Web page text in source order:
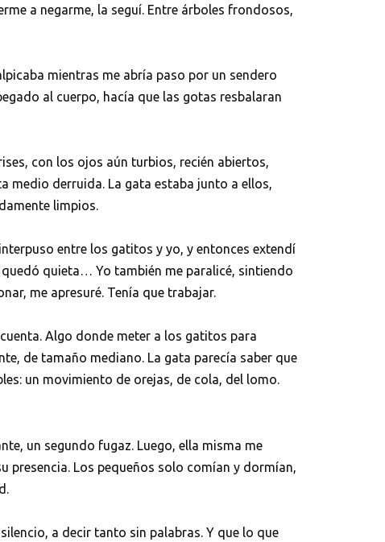
a negarme, la seguí. Entre árboles frondosos,
mientras me abría paso por un sendero
al cuerpo, hacía que las gotas resbalaran
con los ojos aún turbios, recién abiertos,
medio derruida. La gata estaba junto a ellos,
limpios.
entre los gatitos y yo, y entonces extendí
quieta… Yo también me paralicé, sintiendo
me apresuré. Tenía que trabajar.
Algo donde meter a los gatitos para
de tamaño mediano. La gata parecía saber que
un movimiento de orejas, de cola, del lomo.
un segundo fugaz. Luego, ella misma me
Los pequeños solo comían y dormían,
a decir tanto sin palabras. Y que lo que